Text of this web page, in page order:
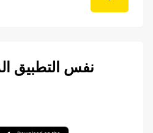
نفس التطبيق